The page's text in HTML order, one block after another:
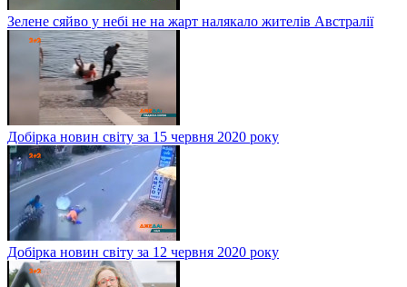
Зелене сяйво у небі не на жарт налякало жителів Австралії
Добірка новин світу за 15 червня 2020 року
Добірка новин світу за 12 червня 2020 року